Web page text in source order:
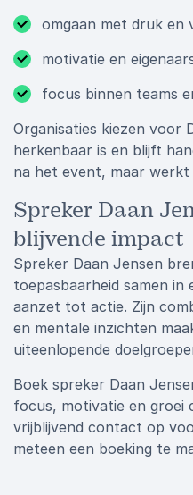
omgaan met druk en
motivatie en
focus binnen teams
Organisaties kiezen voor
herkenbaar is en blijft
na het event, maar werkt
Spreker Daan
blijvende impact
Spreker Daan Jensen
toepasbaarheid samen in
aanzet tot actie. Zijn
en mentale inzichten
uiteenlopende
Boek spreker Daan
focus, motivatie en groei
vrijblijvend contact op
meteen een boeking te